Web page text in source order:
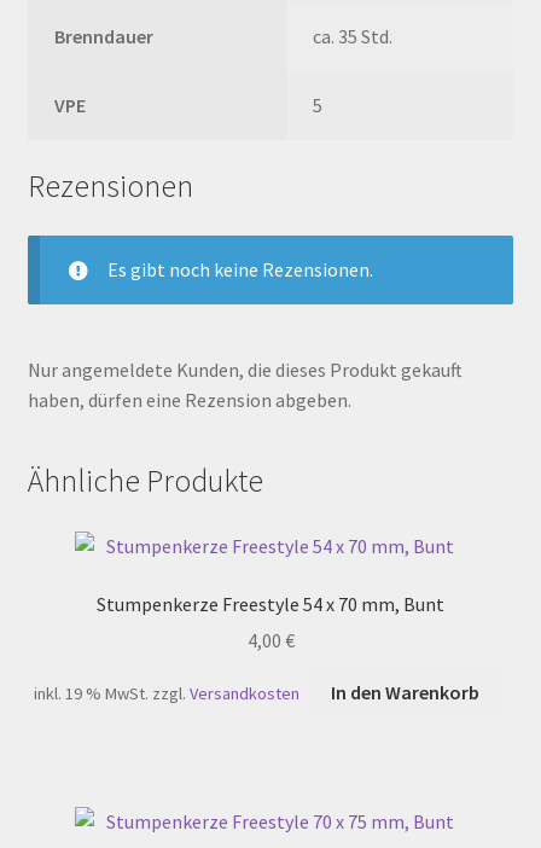
Brenndauer ca. 35 Std.
VPE 5
Rezensionen
Es gibt noch keine Rezensionen.
Nur angemeldete Kunden, die dieses Produkt gekauft
haben, dürfen eine Rezension abgeben.
Ähnliche Produkte
Stumpenkerze Freestyle 54 x 70 mm, Bunt
4,00 €
inkl. 19 % MwSt. zzgl.Versandkosten In den Warenkorb